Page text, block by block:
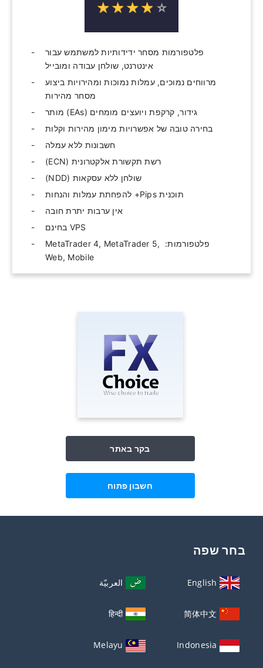
☆☆☆☆ ☆
★★★★ ★
פלטפורמות מסחר ידידותיות למשתמש עבור
אינטרנט, שולחן עבודה ומובייל
מרווחים נמוכים, עמלות נמוכות ומהירויות ביצוע
מסחר מהירות
גידור, קרקפת ויועצים מומחים (EAs) מותר
בחירה טובה של אפשרויות מימון מהירות וקלות
חשבונות ללא עמלה
רשת תקשורת אלקטרונית (ECN)
שולחן ללא עסקאות (NDD)
תוכנית Pips+ להפחתת עמלות והנחות
אין ערבות יתרת חובה
VPS בחינם
פלטפורמות: ‫ MetaTrader 4, MetaTrader 5,
Web, Mobile
בקר באתר
חשבון פתוח
בחר שפה
English العربيّة
简体中文
हिन्दी
Indonesia
Melayu